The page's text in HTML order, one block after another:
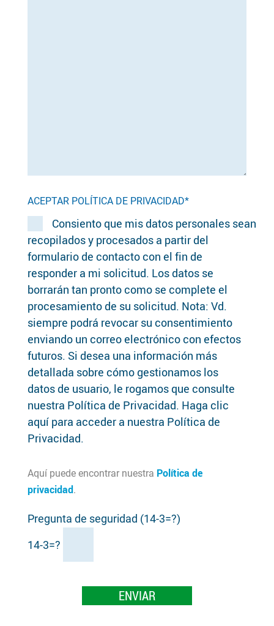
ACEPTAR POLÍTICA DE PRIVACIDAD*
Consiento que mis datos personales sean
recopilados y procesados a partir del
formulario de contacto con el fin de
responder a mi solicitud. Los datos se
borrarán tan pronto como se complete el
procesamiento de su solicitud. Nota: Vd.
siempre podrá revocar su consentimiento
enviando un correo electrónico con efectos
futuros. Si desea una información más
detallada sobre cómo gestionamos los
datos de usuario, le rogamos que consulte
nuestra Política de Privacidad. Haga clic
aquí para acceder a nuestra Política de
Privacidad.
Aquí puede encontrar nuestra Política de
privacidad.
Pregunta de seguridad (14-3=?)
14-3=?